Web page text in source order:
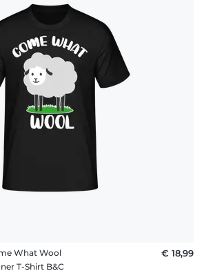
What Wool
T-Shirt B&C
€ 18,99